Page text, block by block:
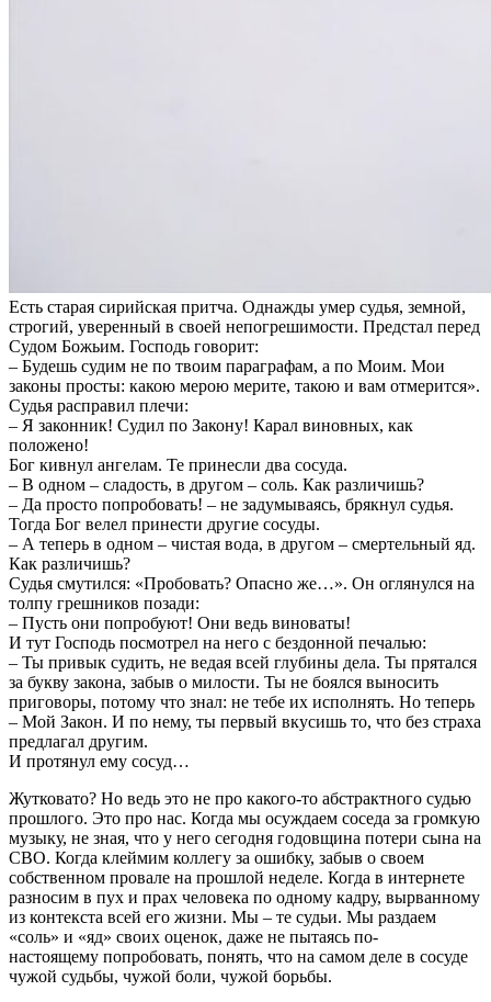
Есть старая сирийская притча. Однажды умер судья, земной,
строгий, уверенный в своей непогрешимости. Предстал перед
Судом Божьим. Господь говорит:
– Будешь судим не по твоим параграфам, а по Моим. Мои
законы просты: какою мерою мерите, такою и вам отмерится».
Судья расправил плечи:
– Я законник! Судил по Закону! Карал виновных, как
положено!
Бог кивнул ангелам. Те принесли два сосуда.
– В одном – сладость, в другом – соль. Как различишь?
– Да просто попробовать! – не задумываясь, брякнул судья.
Тогда Бог велел принести другие сосуды.
– А теперь в одном – чистая вода, в другом – смертельный яд.
Как различишь?
Судья смутился: «Пробовать? Опасно же…». Он оглянулся на
толпу грешников позади:
– Пусть они попробуют! Они ведь виноваты!
И тут Господь посмотрел на него с бездонной печалью:
– Ты привык судить, не ведая всей глубины дела. Ты прятался
за букву закона, забыв о милости. Ты не боялся выносить
приговоры, потому что знал: не тебе их исполнять. Но теперь
– Мой Закон. И по нему, ты первый вкусишь то, что без страха
предлагал другим.
И протянул ему сосуд…
Жутковато? Но ведь это не про какого-то абстрактного судью
прошлого. Это про нас. Когда мы осуждаем соседа за громкую
музыку, не зная, что у него сегодня годовщина потери сына на
СВО. Когда клеймим коллегу за ошибку, забыв о своем
собственном провале на прошлой неделе. Когда в интернете
разносим в пух и прах человека по одному кадру, вырванному
из контекста всей его жизни. Мы – те судьи. Мы раздаем
«соль» и «яд» своих оценок, даже не пытаясь по-
настоящему попробовать, понять, что на самом деле в сосуде
чужой судьбы, чужой боли, чужой борьбы.